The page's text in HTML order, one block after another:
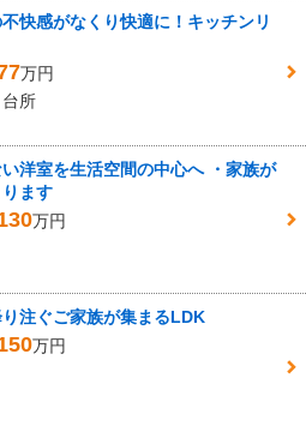
快感がなくり快適に！キッチンリ
万円
所
洋室を生活空間の中心へ ・家族が
ます
万円
注ぐご家族が集まるLDK
万円